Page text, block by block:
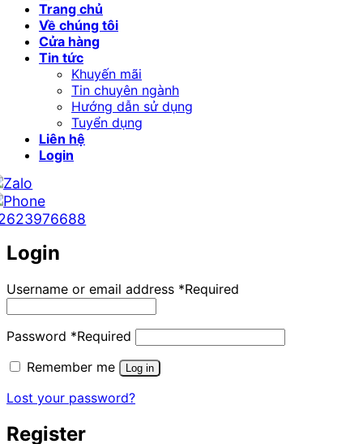
Trang chủ
Về chúng tôi
Cửa hàng
Tin tức
Khuyến mãi
Tin chuyên ngành
Hướng dẫn sử dụng
Tuyển dụng
Liên hệ
Login
Login
Username or email address *Required
Password *Required
Remember me
Log in
Lost your password?
Register